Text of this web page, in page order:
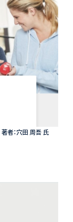
著者：穴田 周吾 氏